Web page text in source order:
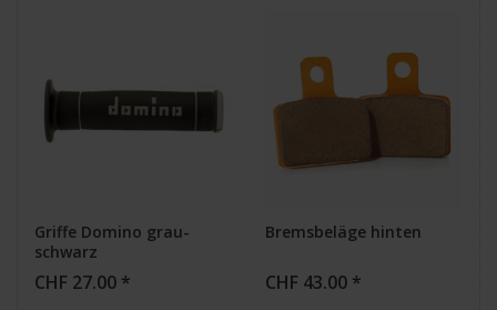
Griffe Domino grau-
schwarz
CHF 27.00 *
Bremsbeläge hinten
CHF 43.00 *